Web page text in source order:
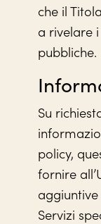
che il
a rivelare
pubbliche.
Su
policy,
fornire
Servizi